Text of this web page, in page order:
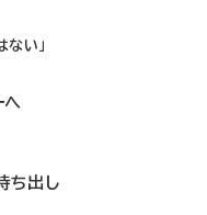
い」
へ
ち出し